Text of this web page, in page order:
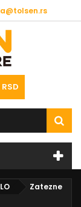
Zatezne